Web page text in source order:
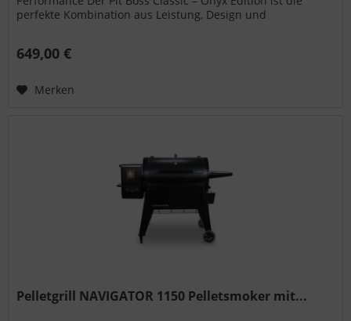
perfekte Kombination aus Leistung, Design und
649,00 €
Merken
Pelletgrill NAVIGATOR 1150 Pelletsmoker mit...